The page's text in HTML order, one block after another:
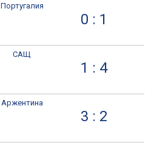
Португалия
0 : 1
САЩ
1 : 4
Аржентина
3 : 2